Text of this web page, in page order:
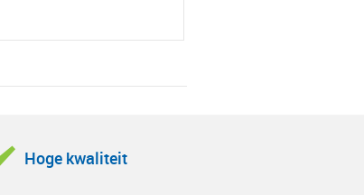
Hoge kwaliteit